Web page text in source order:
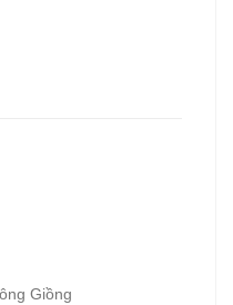
Giồng